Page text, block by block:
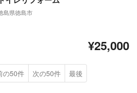
島県徳島市
¥25,000
の50件 次の50件 最後